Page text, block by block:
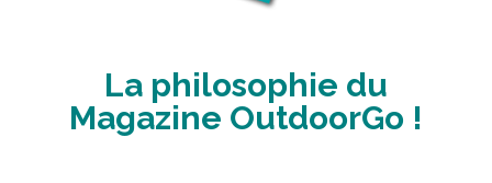
La philosophie du
Magazine OutdoorGo !